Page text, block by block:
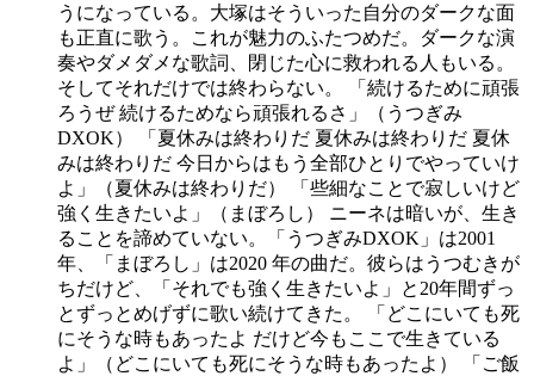
うになっている。大塚はそういった自分のダークな面
も正直に歌う。これが魅力のふたつめだ。ダークな演
奏やダメダメな歌詞、閉じた心に救われる人もいる。
そしてそれだけでは終わらない。 「続けるために頑張
ろうぜ 続けるためなら頑張れるさ」（うつぎみ
DXOK） 「夏休みは終わりだ 夏休みは終わりだ 夏休
みは終わりだ 今日からはもう全部ひとりでやっていけ
よ」（夏休みは終わりだ） 「些細なことで寂しいけど
強く生きたいよ」（まぼろし） ニーネは暗いが、生き
ることを諦めていない。「うつぎみDXOK」は2001
年、「まぼろし」は2020 年の曲だ。彼らはうつむきが
ちだけど、「それでも強く生きたいよ」と20年間ずっ
とずっとめげずに歌い続けてきた。 「どこにいても死
にそうな時もあったよ だけど今もここで生きている
よ」（どこにいても死にそうな時もあったよ） 「ご飯